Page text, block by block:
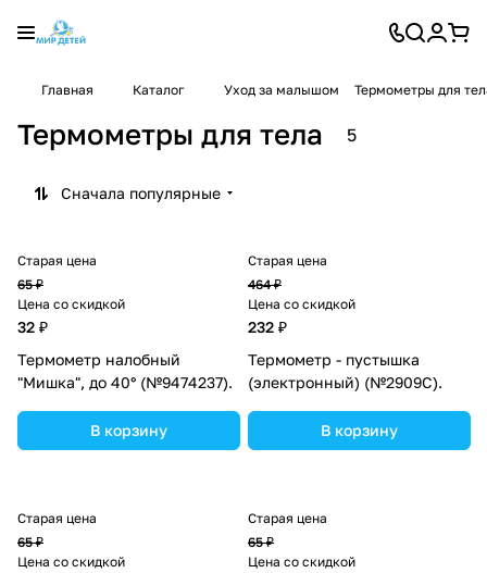
Главная Каталог Уход за малышом Термометры для
Термометры для тела 5
Сначала популярные
Старая цена
65 ₽
Цена со скидкой
32 ₽
Термометр налобный
"Мишка", до 40° (№9474237).
В корзину
Старая цена
464 ₽
Цена со скидкой
232 ₽
Термометр - пустышка
(электронный) (№2909С).
В корзину
Старая цена
65 ₽
Цена со скидкой
Старая цена
65 ₽
Цена со скидкой